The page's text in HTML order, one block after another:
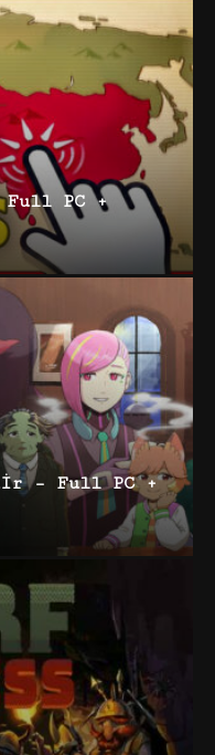
PC +
– Full PC +